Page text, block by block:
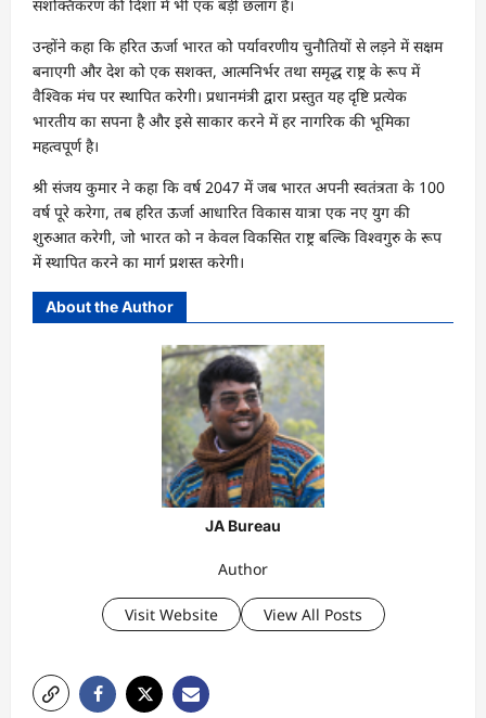
सशक्तिकरण की दिशा में भी एक बड़ी छलांग है।
उन्होंने कहा कि हरित ऊर्जा भारत को पर्यावरणीय चुनौतियों से लड़ने में सक्षम
बनाएगी और देश को एक सशक्त, आत्मनिर्भर तथा समृद्ध राष्ट्र के रूप में
वैश्विक मंच पर स्थापित करेगी। प्रधानमंत्री द्वारा प्रस्तुत यह दृष्टि प्रत्येक
भारतीय का सपना है और इसे साकार करने में हर नागरिक की भूमिका
महत्वपूर्ण है।
श्री संजय कुमार ने कहा कि वर्ष 2047 में जब भारत अपनी स्वतंत्रता के 100
वर्ष पूरे करेगा, तब हरित ऊर्जा आधारित विकास यात्रा एक नए युग की
शुरुआत करेगी, जो भारत को न केवल विकसित राष्ट्र बल्कि विश्वगुरु के रूप
में स्थापित करने का मार्ग प्रशस्त करेगी।
About the Author
JA Bureau
Author
Visit Website View All Posts